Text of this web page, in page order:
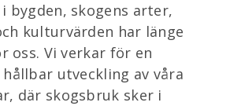
bygden, skogens arter,
kulturvärden har länge
oss. Vi verkar för en
utveckling av våra
där skogsbruk sker i